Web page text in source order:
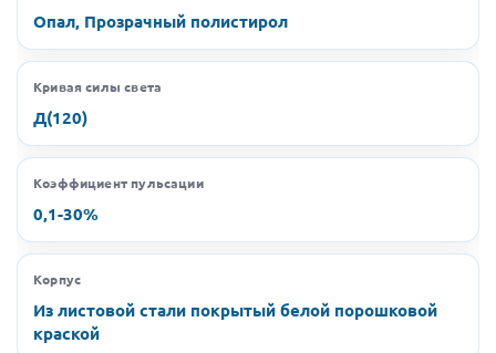
Опал, Прозрачный полистирол
Кривая силы света
Д(120)
Коэффициент пульсации
0,1-30%
Корпус
Из листовой стали покрытый белой порошковой
краской